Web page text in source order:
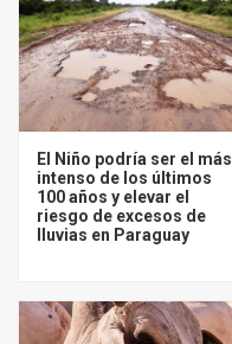
El Niño podría ser el más
intenso de los últimos
100 años y elevar el
riesgo de excesos de
lluvias en Paraguay